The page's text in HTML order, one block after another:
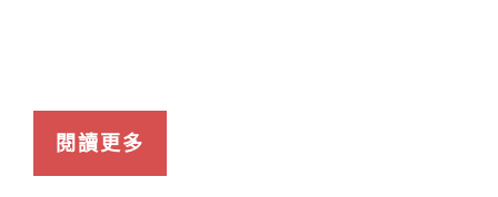
閱讀更多